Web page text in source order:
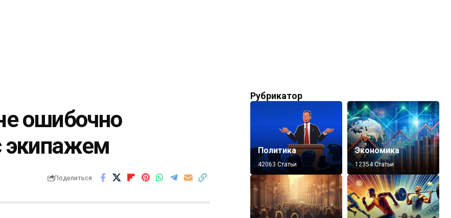
ошибочно
экипажем
Поделиться
Рубрикатор
Политика
42063 Статьи
Экономика
12354 Статьи